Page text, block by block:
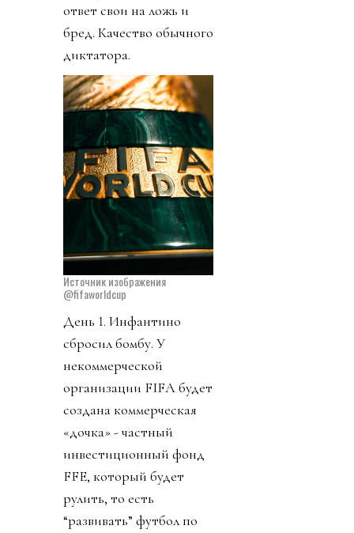
ответ свои на ложь и
бред. Качество обычного
диктатора.
Источник изображения
@fifaworldcup
День 1. Инфантино
сбросил бомбу. У
некоммерческой
организации FIFA будет
создана коммерческая
«дочка» - частный
инвестиционный фонд
FFE, который будет
рулить, то есть
“развивать” футбол по